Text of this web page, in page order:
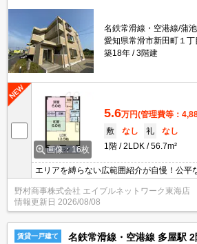
名鉄常滑線・空港線/蒲
愛知県常滑市新田町１丁
築18年
3階建
画像：16枚
5.6万円(管理費等：
敷
なし 礼
なし
1階
2LDK 56.7m²
エリアを縛らない広範囲紹介が自慢！公平
野村商事株式会社 エイブルネットワーク東海店
情報更新日 2026/08/08
賃貸一戸建て 名鉄常滑線・空港線 多屋駅